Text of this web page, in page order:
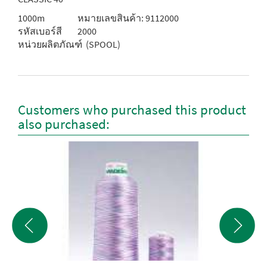
1000m
หมายเลขสินค้า: 9112000
รหัสเบอร์สี
2000
หน่วยผลิตภัณฑ์ (SPOOL)
Customers who purchased this product
also purchased: